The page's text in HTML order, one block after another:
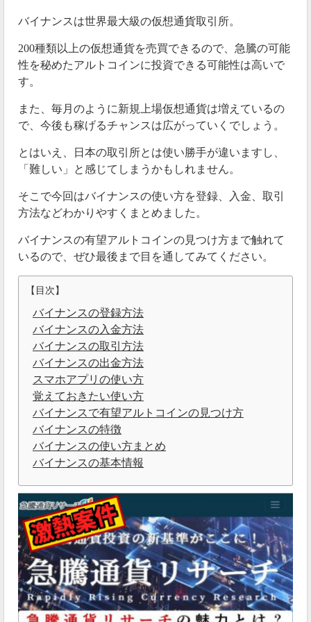
バイナンスは世界最大級の仮想通貨取引所。
200種類以上の仮想通貨を売買できるので、急騰の可能
性を秘めたアルトコインに投資できる可能性は高いで
す。
また、毎月のように新規上場仮想通貨は増えているの
で、今後も稼げるチャンスは広がっていくでしょう。
とはいえ、日本の取引所とは使い勝手が違いますし、
「難しい」と感じてしまうかもしれません。
そこで今回はバイナンスの使い方を登録、入金、取引
方法などわかりやすくまとめました。
バイナンスの有望アルトコインの見つけ方まで触れて
いるので、ぜひ最後まで目を通してみてください。
【目次】
バイナンスの登録方法
バイナンスの入金方法
バイナンスの取引方法
バイナンスの出金方法
スマホアプリの使い方
覚えておきたい使い方
バイナンスで有望アルトコインの見つけ方
バイナンスの特徴
バイナンスの使い方まとめ
バイナンスの基本情報